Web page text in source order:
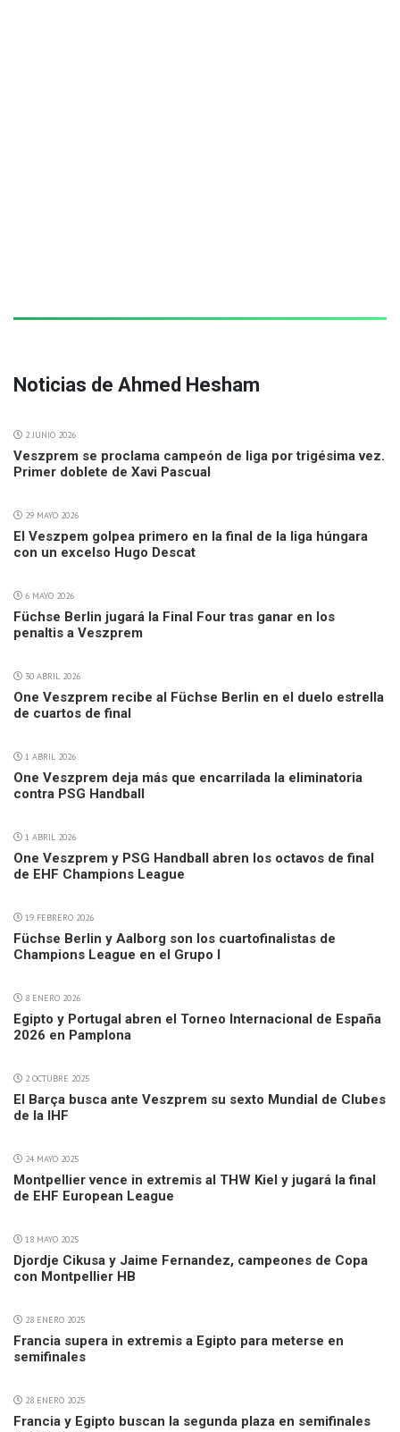
Noticias de Ahmed Hesham
2 JUNIO 2026
Veszprem se proclama campeón de liga por trigésima vez.
Primer doblete de Xavi Pascual
29 MAYO 2026
El Veszpem golpea primero en la final de la liga húngara
con un excelso Hugo Descat
6 MAYO 2026
Füchse Berlin jugará la Final Four tras ganar en los
penaltis a Veszprem
30 ABRIL 2026
One Veszprem recibe al Füchse Berlin en el duelo estrella
de cuartos de final
1 ABRIL 2026
One Veszprem deja más que encarrilada la eliminatoria
contra PSG Handball
1 ABRIL 2026
One Veszprem y PSG Handball abren los octavos de final
de EHF Champions League
19 FEBRERO 2026
Füchse Berlin y Aalborg son los cuartofinalistas de
Champions League en el Grupo I
8 ENERO 2026
Egipto y Portugal abren el Torneo Internacional de España
2026 en Pamplona
2 OCTUBRE 2025
El Barça busca ante Veszprem su sexto Mundial de Clubes
de la IHF
24 MAYO 2025
Montpellier vence in extremis al THW Kiel y jugará la final
de EHF European League
18 MAYO 2025
Djordje Cikusa y Jaime Fernandez, campeones de Copa
con Montpellier HB
28 ENERO 2025
Francia supera in extremis a Egipto para meterse en
semifinales
28 ENERO 2025
Francia y Egipto buscan la segunda plaza en semifinales